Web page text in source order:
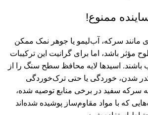
ممنوع!
مانند سرکه، آب‌لیمو یا جوهر نمک ممکن
باشد، اما برای گرانیت این ترکیبات
باشند. اسیدها لایه محافظ سطح سنگ را از
شدن، خوردگی یا حتی ترک‌خوردگی
سفید در برخی منابع توصیه شده،
که با مواد مقاوم‌ساز پوشیده شده‌اند